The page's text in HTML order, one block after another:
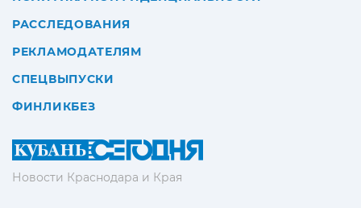
Новости Краснодара и Края
РАССЛЕДОВАНИЯ
РЕКЛАМОДАТЕЛЯМ
СПЕЦВЫПУСКИ
ФИНЛИКБЕЗ